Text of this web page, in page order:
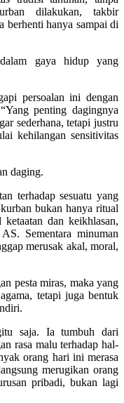
dilakukan, takbir
berhenti hanya sampai di
gaya hidup yang
persoalan ini dengan
penting dagingnya
sederhana, tetapi justru
kehilangan sensitivitas
daging.
terhadap sesuatu yang
bukan hanya ritual
dan keikhlasan,
Sementara minuman
merusak akal, moral,
pesta miras, maka yang
tetapi juga bentuk
saja. Ia tumbuh dari
rasa malu terhadap hal-
orang hari ini merasa
merugikan orang
pribadi, bukan lagi